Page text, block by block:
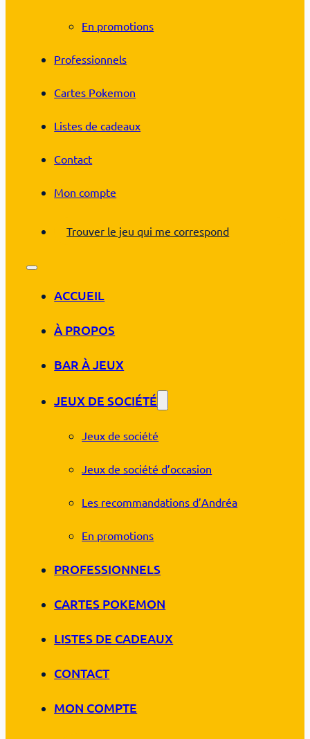
En promotions
Professionnels
Cartes Pokemon
Listes de cadeaux
Contact
Mon compte
Trouver le jeu qui me correspond
ACCUEIL
À PROPOS
BAR À JEUX
JEUX DE SOCIÉTÉ
Jeux de société
Jeux de société d’occasion
Les recommandations d’Andréa
En promotions
PROFESSIONNELS
CARTES POKEMON
LISTES DE CADEAUX
CONTACT
MON COMPTE